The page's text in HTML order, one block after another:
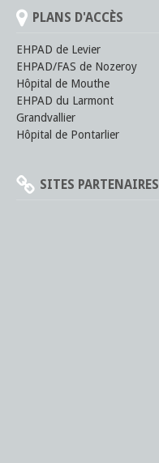
PLANS D'ACCÈS
EHPAD de Levier
EHPAD/FAS de Nozeroy
Hôpital de Mouthe
EHPAD du Larmont
Grandvallier
Hôpital de Pontarlier
SITES PARTENAIRES